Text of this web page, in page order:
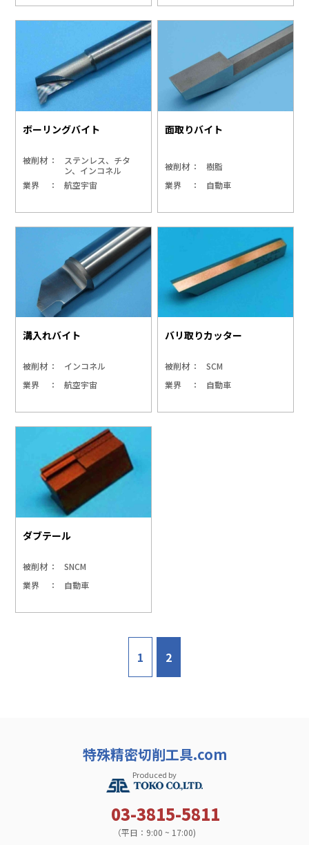
ボーリングバイト
被削材
ステンレス、チタ
ン、インコネル
業界
航空宇宙
面取りバイト
被削材
樹脂
業界
自動車
溝入れバイト
被削材
インコネル
業界
航空宇宙
バリ取りカッター
被削材
SCM
業界
自動車
ダブテール
被削材
SNCM
業界
自動車
1 2
特殊精密切削工具.com
Produced by
03-3815-5811
（平日：9:00 ~ 17:00)